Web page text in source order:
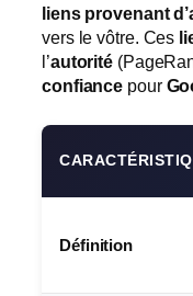
liens provenant
vers le vôtre. Ces
l’autorité
confiance pour
Définition